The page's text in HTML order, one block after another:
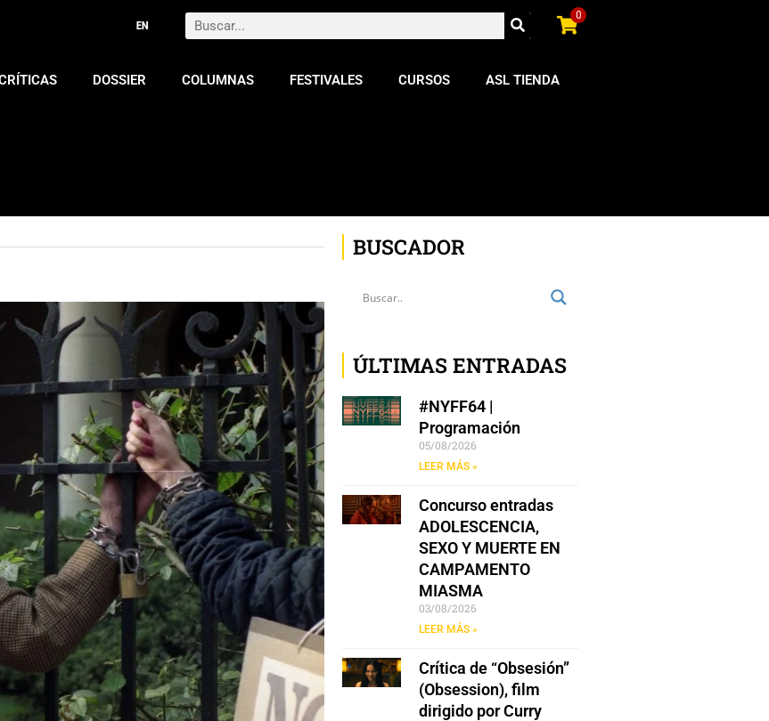
Search 0
DOSSIER COLUMNAS FESTIVALES CURSOS ASL TIENDA
BUSCADOR
ÚLTIMAS ENTRADAS
#NYFF64 |
Programación
05/08/2026
LEER MÁS »
Concurso entradas
ADOLESCENCIA,
SEXO Y MUERTE EN
CAMPAMENTO
MIASMA
03/08/2026
LEER MÁS »
Crítica de “Obsesión”
(Obsession), film
dirigido por Curry